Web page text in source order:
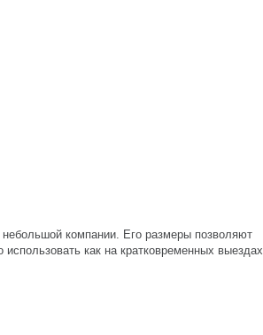
компании. Его размеры позволяют
как на кратковременных выездах